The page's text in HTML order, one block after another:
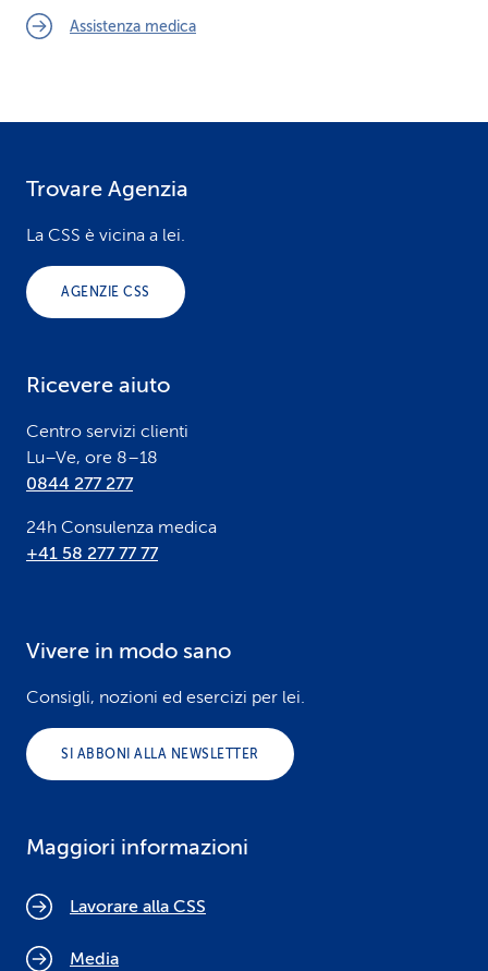
Assistenza medica
Trovare Agenzia
La CSS è vicina a lei.
AGENZIE CSS
Ricevere aiuto
Centro servizi clienti
Lu–Ve, ore 8–18
0844 277 277
24h Consulenza medica
+41 58 277 77 77
Vivere in modo sano
Consigli, nozioni ed esercizi per lei.
SI ABBONI ALLA NEWSLETTER
Maggiori informazioni
Lavorare alla CSS
Media